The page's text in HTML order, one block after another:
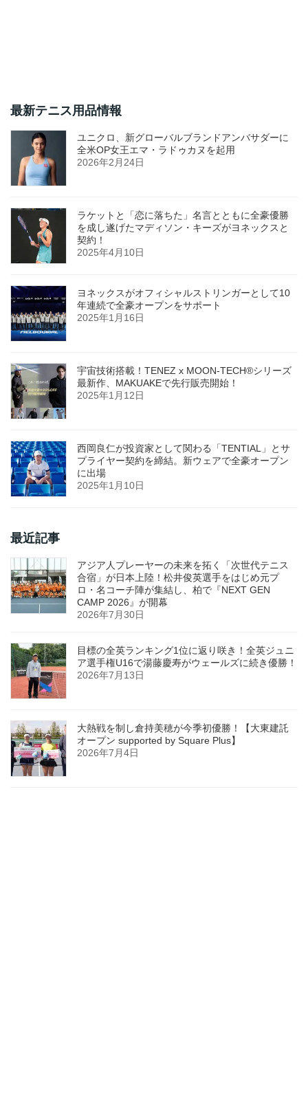
最新テニス用品情報
ユニクロ、新グローバルブランドアンバサダーに
全米OP女王エマ・ラドゥカヌを起用
2026年2月24日
ラケットと「恋に落ちた」名言とともに全豪優勝
を成し遂げたマディソン・キーズがヨネックスと
契約！
2025年4月10日
ヨネックスがオフィシャルストリンガーとして10
年連続で全豪オープンをサポート
2025年1月16日
宇宙技術搭載！TENEZ x MOON-TECH®シリーズ
最新作、MAKUAKEで先行販売開始！
2025年1月12日
西岡良仁が投資家として関わる「TENTIAL」とサ
プライヤー契約を締結。新ウェアで全豪オープン
に出場
2025年1月10日
最近記事
アジア人プレーヤーの未来を拓く「次世代テニス
合宿」が日本上陸！松井俊英選手をはじめ元プ
ロ・名コーチ陣が集結し、柏で『NEXT GEN
CAMP 2026』が開幕
2026年7月30日
目標の全英ランキング1位に返り咲き！全英ジュニ
ア選手権U16で湯藤慶寿がウェールズに続き優勝！
2026年7月13日
大熱戦を制し倉持美穂が今季初優勝！【大東建託
オープン supported by Square Plus】
2026年7月4日